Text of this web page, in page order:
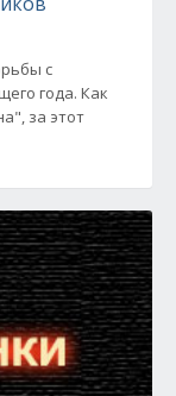
с
года. Как
за этот